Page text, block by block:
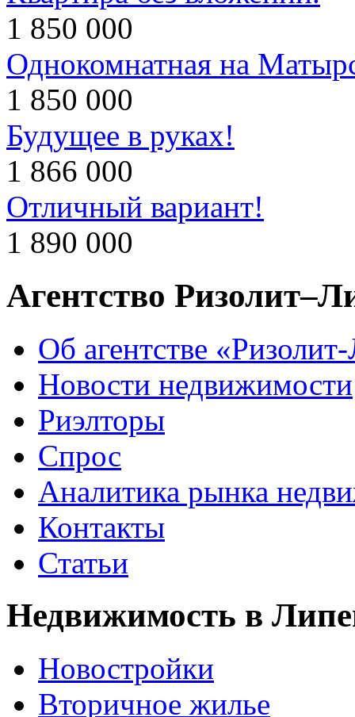
1 850 000
Однокомнатная на
1 850 000
Будущее в руках!
1 866 000
Отличный вариант!
1 890 000
Агентство
Об агентстве
Новости недвижимости
Риэлторы
Спрос
Аналитика рынка
Контакты
Статьи
Недвижимость в
Новостройки
Вторичное жилье